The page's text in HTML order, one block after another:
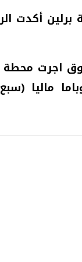
أكدت
اجرت محطة